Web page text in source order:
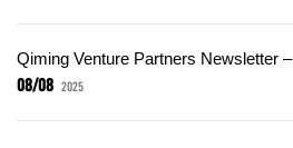
Qiming Venture Partners Newsletter
08/08 2025